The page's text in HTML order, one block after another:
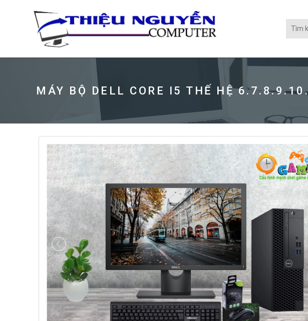
MÁY BỘ DELL CORE I5 THẾ HỆ